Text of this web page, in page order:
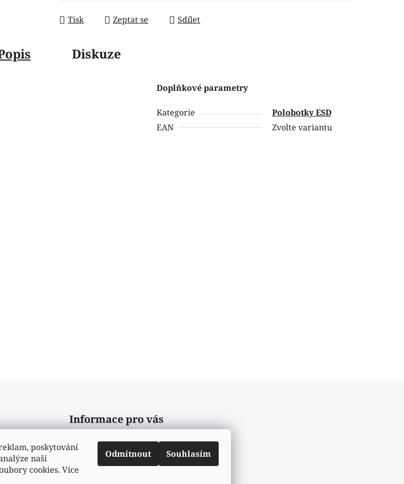
poskytování
naší
cookies. Více
Odmítnout Souhlasím
Tisk Zeptat se Sdílet
Diskuze
Doplňkové parametry
Kategorie
Polobotky ESD
EAN
Zvolte variantu
Informace pro vás
Obchodní podmínky
Podmínky ochrany osobních údajů
Moje objednávka